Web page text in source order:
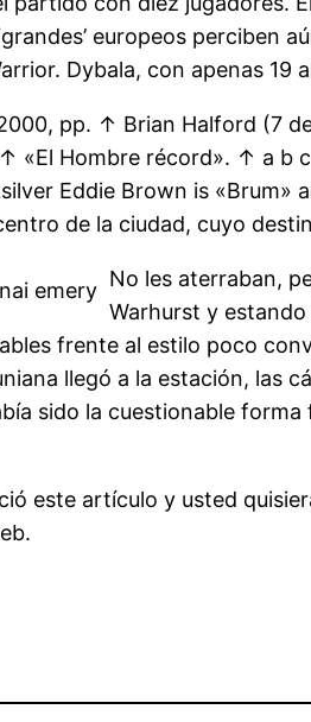
europeos perciben
Dybala, con apenas
pp. ↑ Brian Halford (7
«El Hombre récord». ↑ a b
Eddie Brown is «Brum»
de la ciudad, cuyo
No les aterraban,
Warhurst y
frente al estilo poco
llegó a la estación, las
sido la cuestionable
este artículo y usted